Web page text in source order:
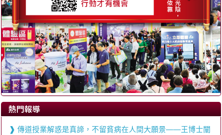
熱門報導
傳道授業解惑是真諦，不留貧病在人間大願景——王博士闡